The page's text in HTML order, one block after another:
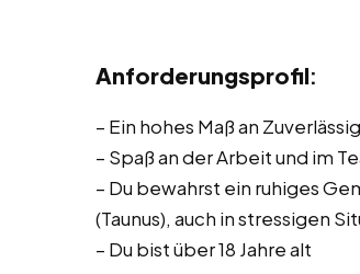
Anforderungsprofil:
– Ein hohes Maß an
– Spaß an der Arbeit und im
– Du bewahrst ein ruhiges
(Taunus), auch in stressigen
– Du bist über 18 Jahre alt